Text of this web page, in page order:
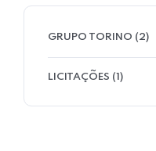
GRUPO TORINO (2)
LICITAÇÕES (1)